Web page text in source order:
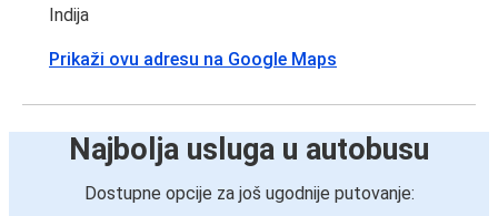
Indija
Prikaži ovu adresu na Google Maps
Najbolja usluga u autobusu
Dostupne opcije za još ugodnije putovanje: